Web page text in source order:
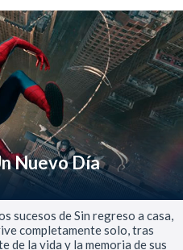
Nuevo Día
sucesos de Sin regreso a casa,
completamente solo, tras
de la vida y la memoria de sus